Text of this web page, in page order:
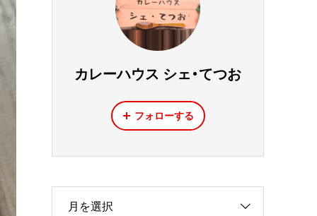
カレーハウス シェ・てつお
フォローする
月を選択